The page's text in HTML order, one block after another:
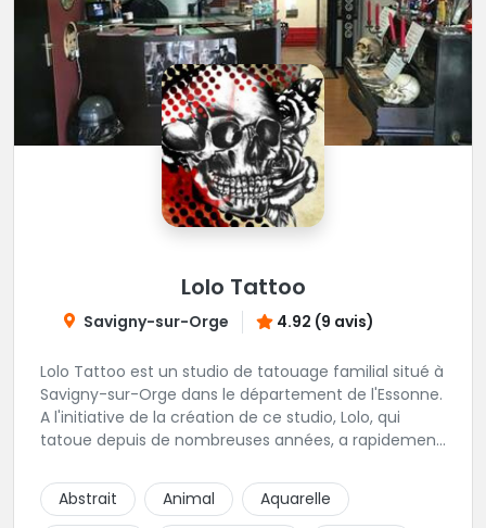
Lolo Tattoo
Savigny-sur-Orge 4.92 (9 avis)
Lolo Tattoo est un studio de tatouage familial situé à
Savigny-sur-Orge dans le département de l'Essonne.
A l'initiative de la création de ce studio, Lolo, qui
tatoue depuis de nombreuses années, a rapidement
féminine aux projets de tatouage. Karine, la femme
de Lolo, s'occupera de tous vos projets de piercing.
Abstrait Animal
Aquarelle